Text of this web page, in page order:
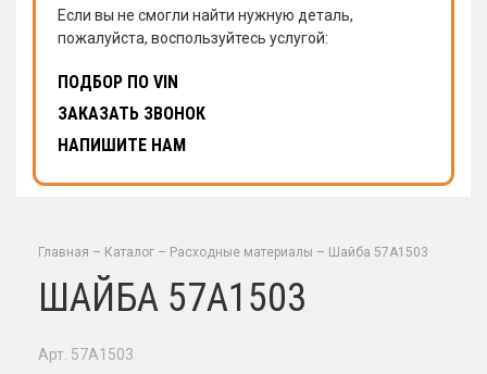
Если вы не смогли найти нужную деталь,
пожалуйста, воспользуйтесь услугой:
ПОДБОР ПО VIN
ЗАКАЗАТЬ ЗВОНОК
НАПИШИТЕ НАМ
Главная – Каталог – Расходные материалы – Шайба 57A1503
ШАЙБА 57A1503
Арт. 57A1503